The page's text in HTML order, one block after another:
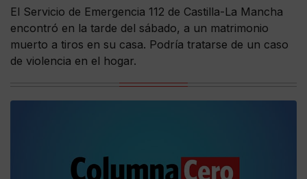
El Servicio de Emergencia 112 de Castilla-La Mancha
encontró en la tarde del sábado, a un matrimonio
muerto a tiros en su casa. Podría tratarse de un caso
de violencia en el hogar.